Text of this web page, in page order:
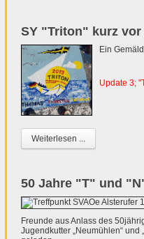
SY "Triton" kurz vor
Ein
Update 3;
Weiterlesen ...
50 Jahre "T" und
Freunde aus Anlass des
Jugendkutter „Neumühlen“ und